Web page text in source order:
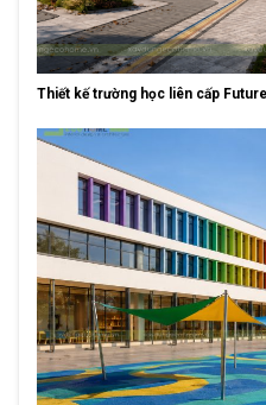
Thiết kế trường học liên cấp